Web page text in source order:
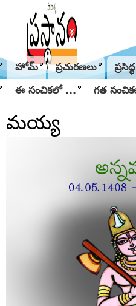
హోమ్ ప్రచురణలు
ఈ సంచికలో ... గత
మయ్య